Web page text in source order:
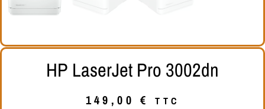
HP LaserJet Pro 3002dn
149,00€ TTC